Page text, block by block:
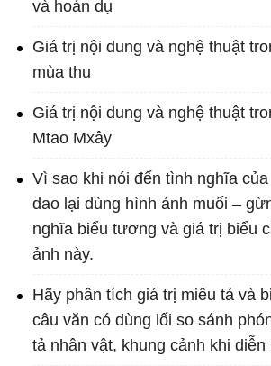
và hoán dụ
Giá trị nội dung và nghệ thuật
mùa thu
Giá trị nội dung và nghệ thuật
Mtao Mxây
Vì sao khi nói đến tình nghĩa
dao lại dùng hình ảnh muối –
nghĩa biểu tương và giá trị biểu
ảnh này.
Hãy phân tích giá trị miêu tả và
câu văn có dùng lối so sánh
tả nhân vật, khung cảnh khi